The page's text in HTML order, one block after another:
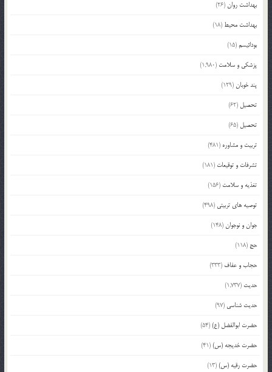
بهداشت روان(26)
بهداشت محیط (18)
بودائیسم(15)
پزشکی و سلامت (1,980)
پند خوبان(129)
تحصیل (62)
تحصیل (65)
تربیت و مشاوره (481)
تشرفات و توقیعات (181)
تغذیه و سلامت (156)
توصیه های تربیتی (498)
جوان و نوجوان(148)
حج (118)
حجاب و عفاف (333)
حدیث (1,737)
حدیث شناسی (97)
حضرت ابوالفضل (ع)(54)
حضرت خدیجه (س)(41)
حضرت رقیه (س)(13)